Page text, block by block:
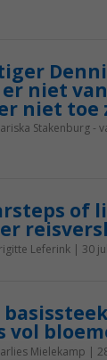
niet
niet toe
Stakenburg -
of
Leferink | 30
vol
Mielekamp |